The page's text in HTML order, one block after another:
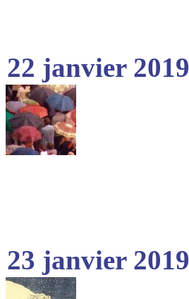
22 janvier 2019
23 janvier 2019